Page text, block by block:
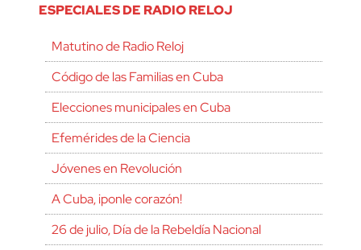
ESPECIALES DE RADIO RELOJ
Matutino de Radio Reloj
Código de las Familias en Cuba
Elecciones municipales en Cuba
Efemérides de la Ciencia
Jóvenes en Revolución
A Cuba, ¡ponle corazón!
26 de julio, Día de la Rebeldía Nacional